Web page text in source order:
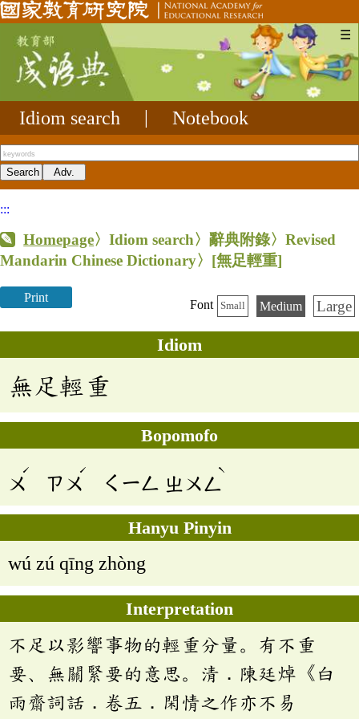
☰
Idiom search Notebook
:::
Homepage〉Idiom search〉辭典附錄〉Revised
Mandarin Chinese Dictionary〉 [無足輕重]
Print
Font Small Medium Large
Idiom
無足輕重
Bopomofo
ㄨ
ˊ
ㄗㄨ
ˊ
ㄑㄧㄥ ㄓㄨㄥ
ˋ
Hanyu Pinyin
wú zú qīng zhòng
Interpretation
不足以影響事物的輕重分量。有不重
要、無關緊要的意思。清．陳廷焯《白
雨齋詞話．卷五．閑情之作亦不易